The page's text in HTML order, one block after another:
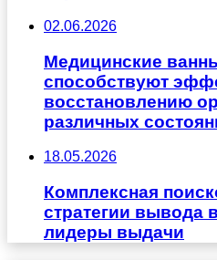
02.06.2026
Медицинские
способствуют
восстановлению
различных
18.05.2026
Комплексная
стратегии вывода
лидеры выдачи